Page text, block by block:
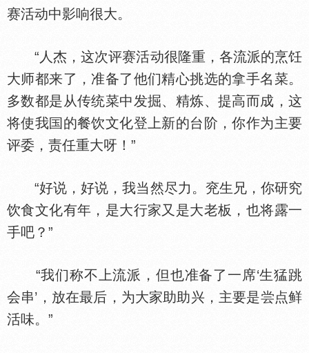
赛活动中影响很大。
“人杰，这次评赛活动很隆重，各流派的烹饪
大师都来了，准备了他们精心挑选的拿手名菜。
多数都是从传统菜中发掘、精炼、提高而成，这
将使我
的餐饮文化登上新的台阶，你作为主要
评委，责任重大呀！”
“好说，好说，我当然尽力。兖生兄，你研究
饮食文化有年，是大行家又是大老板，也将露一
手吧？”
“我们称不上流派，但也准备了一席‘生猛跳
会串’，放在最后，为大家助助兴，主要是尝点鲜
活味。”